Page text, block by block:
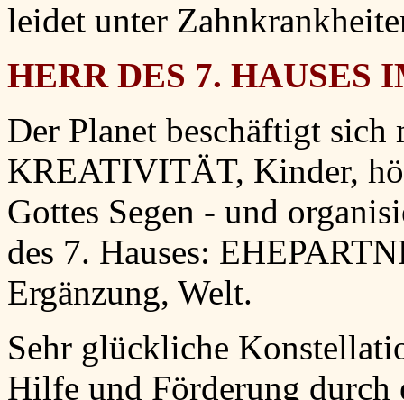
leidet unter
HERR DES 7. HAUSES
Der Planet beschäftigt sich
KREATIVITÄT, Kinder,
Gottes Segen - und
des 7. Hauses:
Ergänzung, Welt.
Sehr glückliche
Hilfe und Förderung durch